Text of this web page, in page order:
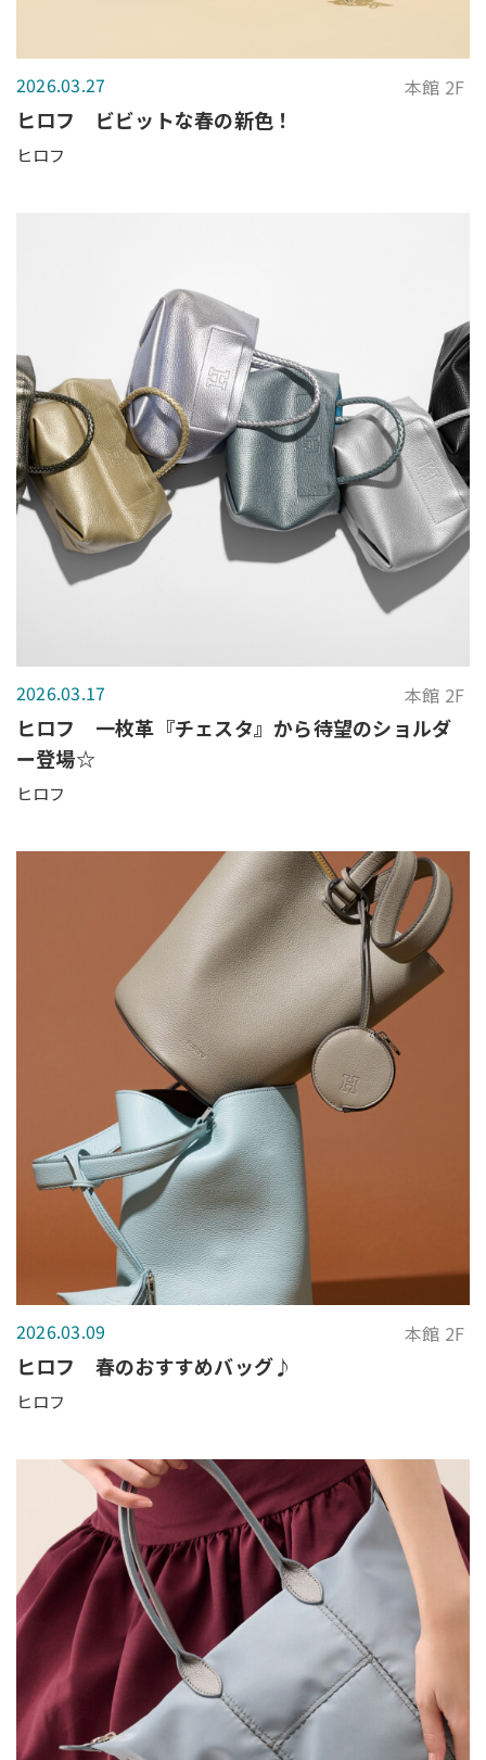
2026.03.27 本館 2F
ヒロフ ビビットな春の新色！
ヒロフ
2026.03.17 本館 2F
ヒロフ 一枚革『チェスタ』から待望のショルダ
ー登場☆
ヒロフ
2026.03.09 本館 2F
ヒロフ 春のおすすめバッグ♪
ヒロフ